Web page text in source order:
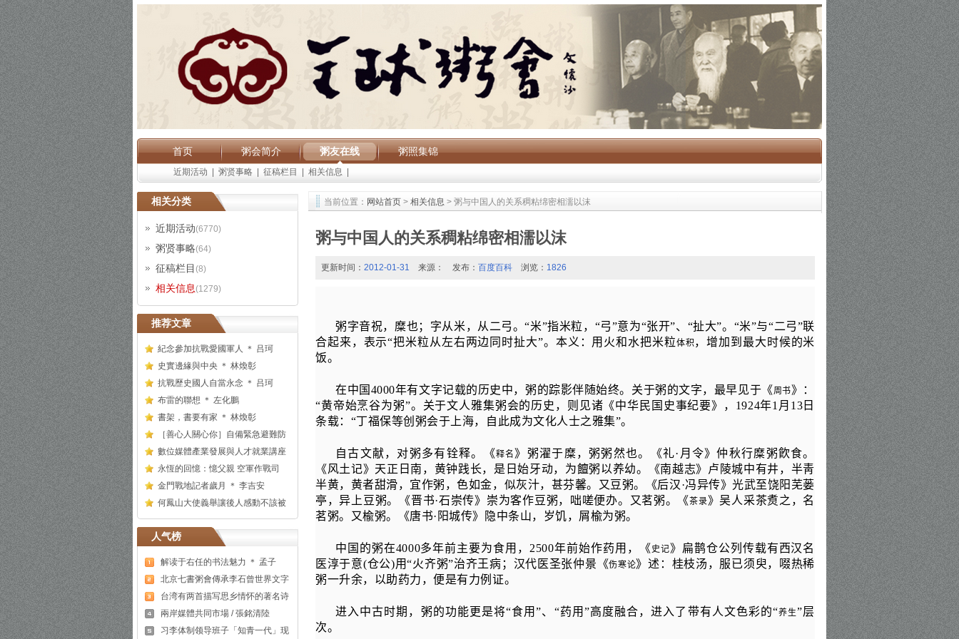
首页 粥会简介 粥友在线 粥照集锦
近期活动 粥贤事略 征稿栏目 相关信息
相关分类
近期活动(6770)
粥贤事略(64)
征稿栏目 (8)
相关信息(1279)
推荐文章
紀念參加抗戰愛國軍人 ＊ 吕珂
史實邊緣與中央 ＊ 林煥彰
抗戰歷史國人自當永念 ＊ 吕珂
布雷的聯想 ＊ 左化鵬
書架，書要有家 ＊ 林煥彰
［善心人關心你］自備緊急避難防
數位媒體產業發展與人才就業講座
永恆的回憶：憶父親 空軍作戰司
金門戰地記者歲月 ＊ 李吉安
何鳳山大使義舉讓後人感動不該被
人气榜
解读于右任的书法魅力 ＊ 孟子
北京七書粥會傳承李石曾世界文字
台湾有两首描写思乡情怀的著名诗
兩岸媒體共同市場 / 張銘清陸
习李体制领导班子「知青一代」现
当前位置： 网站首页 > 相关信息 > 粥与中国人的关系稠粘绵密相濡以沫
粥与中国人的关系稠粘绵密相濡以沫
更新时间： 2012-01-31 来源： 发布： 百度百科 浏览： 1826
粥字音祝，糜也； 字从米，从二弓。“米”指米粒， “弓”意为“张开”、 “扯大”。 “米”与“二弓”联
合起来，表示“把米粒从左右两边同时扯大”。本义：用火和水把米粒体积，增加到最大时候的米
饭。
在中国 4000年有文字记载的历史中，粥的踪影伴随始终。关于粥的文字，最早见于 《周书》
：
“黄帝始烹谷为粥”。关于文人雅集粥会的历史，则见诸 《中华民国史事纪要》 ， 1924年1 月 13 日
条载： “丁福保等创粥会于上海，自此成为文化人士之雅集”。
自古文献，对粥多有铨释。《释名 》粥濯于糜，粥粥然也。《礼· 月令》仲秋行糜粥飮食。
《风土记》天正日南，黄钟践长，是日始牙动，为饘粥以养幼。《南越志》卢陵城中有井，半靑
半黄，黄者甜滑，宜作粥，色如金，似灰汁，甚芬馨。又豆粥。《后汉·冯异传》光武至饶阳芜蒌
亭，异上豆粥。《晋书·石崇传》崇为客作豆粥，咄嗟便办。又茗粥。《茶录》吴人采茶煑之，名
茗粥。又楡粥。《唐书· 阳城传》隐中条山，岁饥，屑楡为粥。
中国的粥在4000多年前主要为食用， 2500年前始作药用，《 史记》扁鹊仓公列传载有西汉名
医淳于意(仓公)用“火齐粥”治齐王病；汉代医圣张仲景《伤寒论》述：桂枝汤，服已须臾，啜热稀
粥一升余，以助药力，便是有力例证。
进入中古时期，粥的功能更是将“食用”、 “药用 ”高度融合，进入了带有人文色彩的“养生”层
次。